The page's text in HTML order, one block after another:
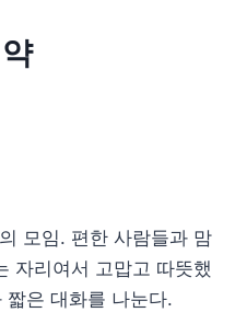
모임. 편한 사람들과 맘
자리여서 고맙고 따뜻했
은 대화를 나눈다.